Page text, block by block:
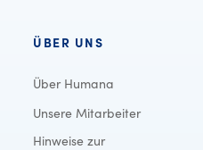
ÜBER UNS
Über Humana
Unsere Mitarbeiter
Hinweise zur